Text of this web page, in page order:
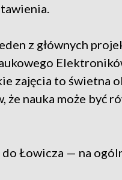
z głównych
zajęcia to świetna
nauka może być
do Łowicza — na